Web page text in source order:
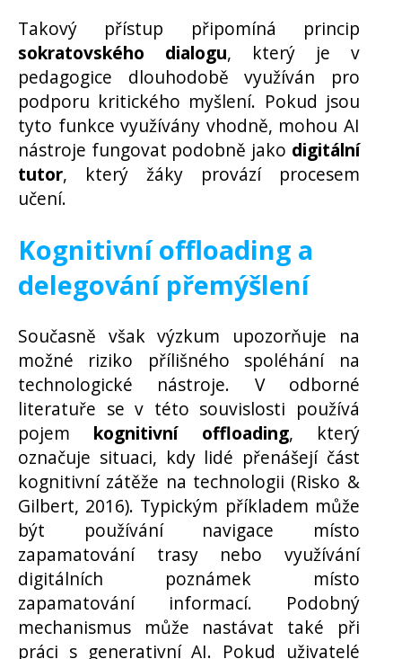
Takový přístup připomíná princip
sokratovského dialogu, který je v
pedagogice dlouhodobě využíván pro
podporu kritického myšlení. Pokud jsou
tyto funkce využívány vhodně, mohou AI
nástroje fungovat podobně jako digitální
tutor, který žáky provází procesem
učení.
Kognitivní offloading a
delegování přemýšlení
Současně však výzkum upozorňuje na
možné riziko přílišného spoléhání na
technologické nástroje. V odborné
literatuře se v této souvislosti používá
pojem kognitivní offloading, který
označuje situaci, kdy lidé přenášejí část
kognitivní zátěže na technologii (Risko &
Gilbert, 2016). Typickým příkladem může
být používání navigace místo
zapamatování trasy nebo využívání
digitálních poznámek místo
zapamatování informací. Podobný
mechanismus může nastávat také při
práci s generativní AI. Pokud uživatelé